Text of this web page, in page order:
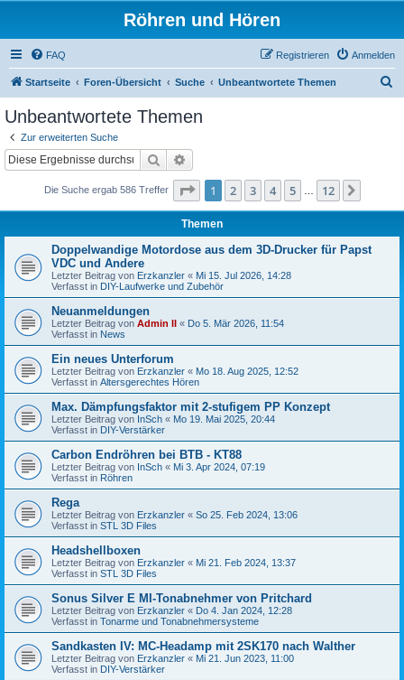
Röhren und Hören
FAQ Anmelden
Registrieren
Startseite Foren-Übersicht Suche Unbeantwortete Themen
Unbeantwortete Themen
Zur erweiterten Suche
Suche
Die Suche ergab 586 Treffer Seite 1von 12
1 2 3 4 5 12
Themen
Doppelwandige Motordose aus dem 3D-Drucker für Papst
VDC und Andere
Letzter Beitrag von Erzkanzler « Mi 15. Jul 2026, 14:28
Verfasst in DIY-Laufwerke und Zubehör
Neuanmeldungen
Letzter Beitrag von Admin II « Do 5. Mär 2026, 11:54
Verfasst in News
Ein neues Unterforum
Letzter Beitrag von Erzkanzler « Mo 18. Aug 2025, 12:52
Verfasst in Altersgerechtes Hören
Max. Dämpfungsfaktor mit 2-stufigem PP Konzept
Letzter Beitrag von InSch « Mo 19. Mai 2025, 20:44
Verfasst in DIY-Verstärker
Carbon Endröhren bei BTB - KT88
Letzter Beitrag von InSch « Mi 3. Apr 2024, 07:19
Verfasst in Röhren
Rega
Letzter Beitrag von Erzkanzler « So 25. Feb 2024, 13:06
Verfasst in STL 3D Files
Headshellboxen
Letzter Beitrag von Erzkanzler « Mi 21. Feb 2024, 13:37
Verfasst in STL 3D Files
Sonus Silver E MI-Tonabnehmer von Pritchard
Letzter Beitrag von Erzkanzler « Do 4. Jan 2024, 12:28
Verfasst in Tonarme und Tonabnehmersysteme
Sandkasten IV: MC-Headamp mit 2SK170 nach Walther
Letzter Beitrag von Erzkanzler « Mi 21. Jun 2023, 11:00
Verfasst in DIY-Verstärker